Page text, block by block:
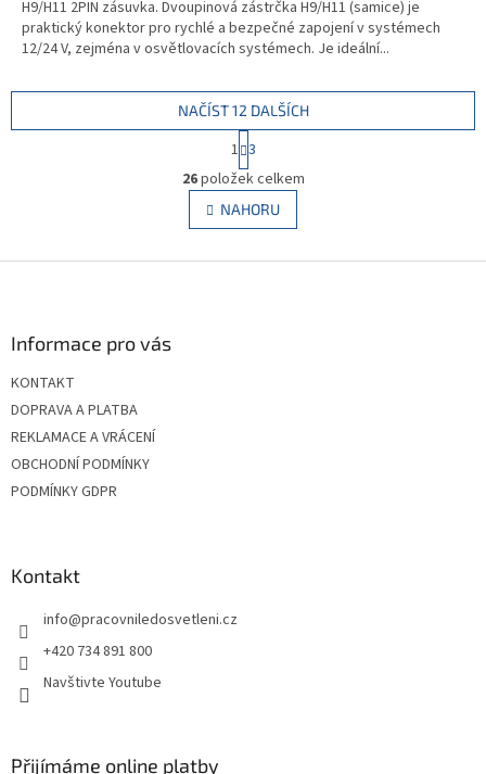
H9/H11 2PIN zásuvka. Dvoupinová zástrčka H9/H11 (samice) je
praktický konektor pro rychlé a bezpečné zapojení v systémech
12/24 V, zejména v osvětlovacích systémech. Je ideální...
O
v
l
á
NAČÍST 12 DALŠÍCH
S
t
r
á
n
k
v
1 3
26položek celkem
NAHORU
Informace pro vás
KONTAKT
DOPRAVA A PLATBA
REKLAMACE A VRÁCENÍ
OBCHODNÍ PODMÍNKY
PODMÍNKY GDPR
Kontakt
info@pracovniledosvetleni.cz
+420 734 891 800
Navštivte Youtube
Přijímáme online platby